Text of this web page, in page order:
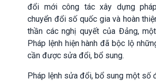
đổi mới công tác xây dựng
chuyển đổi số quốc gia và hoàn
thần các nghị quyết của Đảng,
Pháp lệnh hiện hành đã bộc lộ
cần được sửa đổi, bổ sung.
Pháp lệnh sửa đổi, bổ sung một số